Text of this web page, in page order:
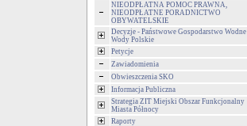
NIEODPŁATNA POMOC PRAWNA,
NIEODPŁATNE PORADNICTWO
OBYWATELSKIE
Decyzje - Państwowe Gospodarstwo Wodne
Wody Polskie
Petycje
Zawiadomienia
Obwieszczenia SKO
Informacja Publiczna
Strategia ZIT Miejski Obszar Funkcjonalny
Miasta Północy
Raporty